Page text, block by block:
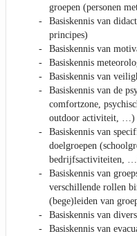
groepen (personen
Basiskennis van
principes)
Basiskennis van
Basiskennis
Basiskennis van
Basiskennis van de
comfortzone,
outdoor activiteit, …)
Basiskennis van
doelgroepen
bedrijfsactiviteiten,
Basiskennis van
verschillende rollen
(bege)leiden van
Basiskennis van
Basiskennis van